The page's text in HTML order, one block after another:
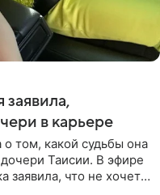
заявила,
в карьере
о том, какой судьбы она
Таисии. В эфире
заявила, что не хочет